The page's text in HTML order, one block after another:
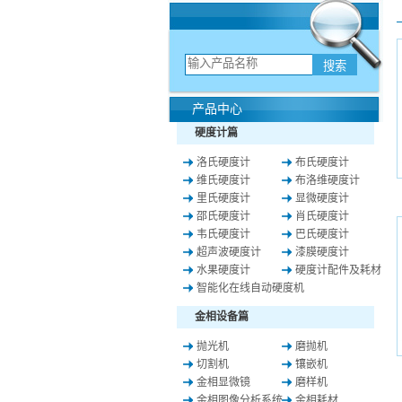
产品中心
硬度计篇
洛氏硬度计
布氏硬度计
维氏硬度计
布洛维硬度计
里氏硬度计
显微硬度计
邵氏硬度计
肖氏硬度计
韦氏硬度计
巴氏硬度计
超声波硬度计
漆膜硬度计
水果硬度计
硬度计配件及耗材
智能化在线自动硬度机
金相设备篇
抛光机
磨抛机
切割机
镶嵌机
金相显微镜
磨样机